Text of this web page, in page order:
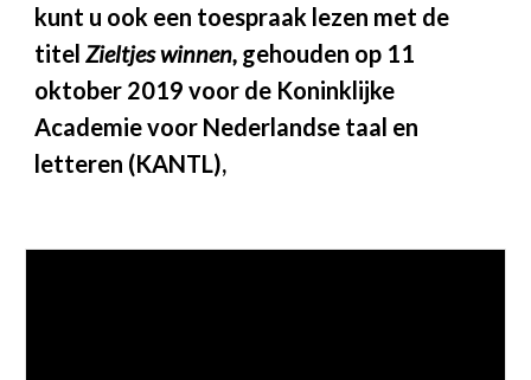
kunt u ook een toespraak lezen met de
titelZieltjes winnen, gehouden op 11
oktober 2019 voor de Koninklijke
Academie voor Nederlandse taal en
letteren (KANTL),